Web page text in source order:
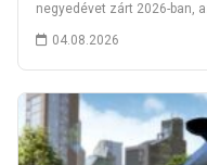
negyedévet zárt 2026-ban,
04.08.2026